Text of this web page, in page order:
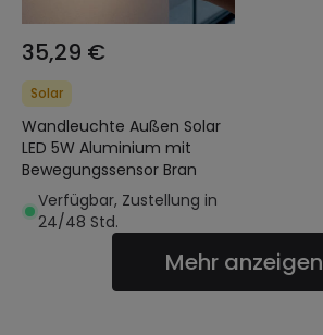
35,29 €
Solar
Wandleuchte Außen Solar
LED 5W Aluminium mit
Bewegungssensor Bran
Verfügbar, Zustellung in
24/48 Std.
Mehr anzeigen